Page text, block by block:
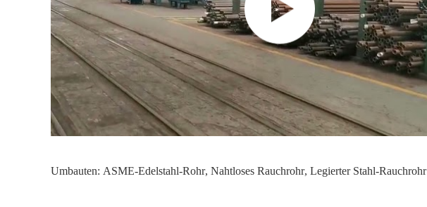
Umbauten: ASME-Edelstahl-Rohr, Nahtloses Rauchrohr, Legierter Stahl-Rauchrohr